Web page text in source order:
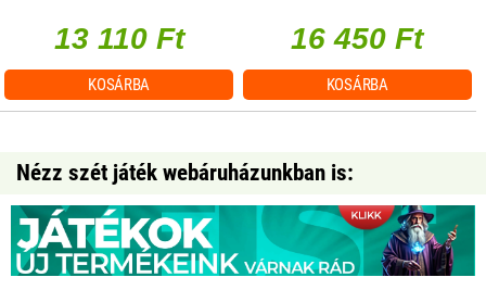
13 110 Ft
KOSÁRBA
16 450 Ft
KOSÁRBA
Nézz szét játék webáruházunkban is: